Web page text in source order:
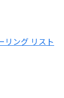
リング リスト